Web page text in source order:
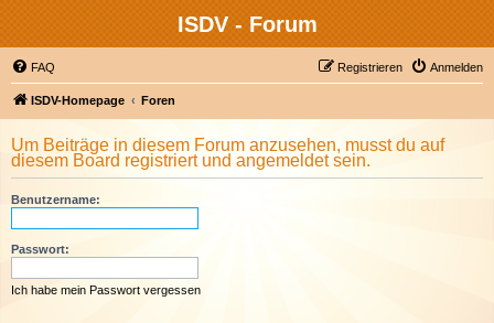
ISDV - Forum
FAQ Anmelden
Registrieren
ISDV-Homepage Foren
Um Beiträge in diesem Forum anzusehen, musst du auf
diesem Board registriert und angemeldet sein.
Benutzername:
Passwort:
Ich habe mein Passwort vergessen